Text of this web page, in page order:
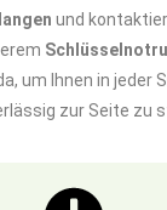
und
um Ihnen in jeder
zur Seite zu